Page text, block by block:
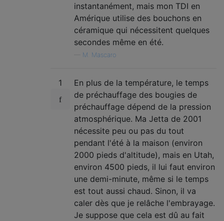
instantanément, mais mon TDI en
Amérique utilise des bouchons en
céramique qui nécessitent quelques
secondes même en été.
M. Mascaro
1
En plus de la température, le temps
de préchauffage des bougies de
préchauffage dépend de la pression
atmosphérique. Ma Jetta de 2001
nécessite peu ou pas du tout
pendant l'été à la maison (environ
2000 pieds d'altitude), mais en Utah,
environ 4500 pieds, il lui faut environ
une demi-minute, même si le temps
est tout aussi chaud. Sinon, il va
caler dès que je relâche l'embrayage.
Je suppose que cela est dû au fait